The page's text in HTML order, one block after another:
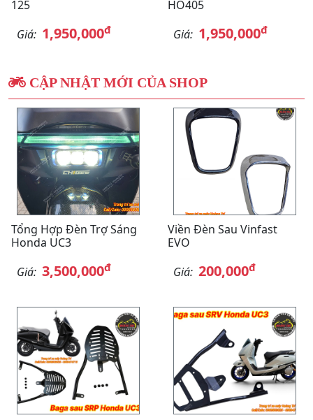
125
Giá: 1,950,000đ
HO405
Giá: 1,950,000đ
CẬP NHẬT MỚI CỦA SHOP
Tổng Hợp Đèn Trợ Sáng
Honda UC3
Giá: 3,500,000đ
Viền Đèn Sau Vinfast
EVO
Giá: 200,000đ